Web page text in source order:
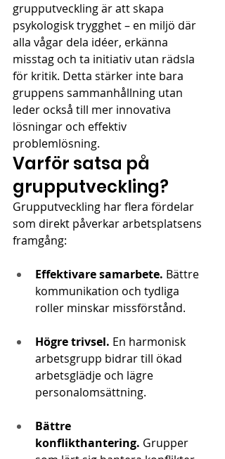
grupputveckling är att skapa
psykologisk trygghet – en miljö där
alla vågar dela idéer, erkänna
misstag och ta initiativ utan rädsla
för kritik. Detta stärker inte bara
gruppens sammanhållning utan
leder också till mer innovativa
lösningar och effektiv
problemlösning.
Varför satsa på
grupputveckling?
Grupputveckling har flera fördelar
som direkt påverkar arbetsplatsens
framgång:
Effektivare samarbete. Bättre
kommunikation och tydliga
roller minskar missförstånd.
Högre trivsel. En harmonisk
arbetsgrupp bidrar till ökad
arbetsglädje och lägre
personalomsättning.
Bättre
konflikthantering. Grupper